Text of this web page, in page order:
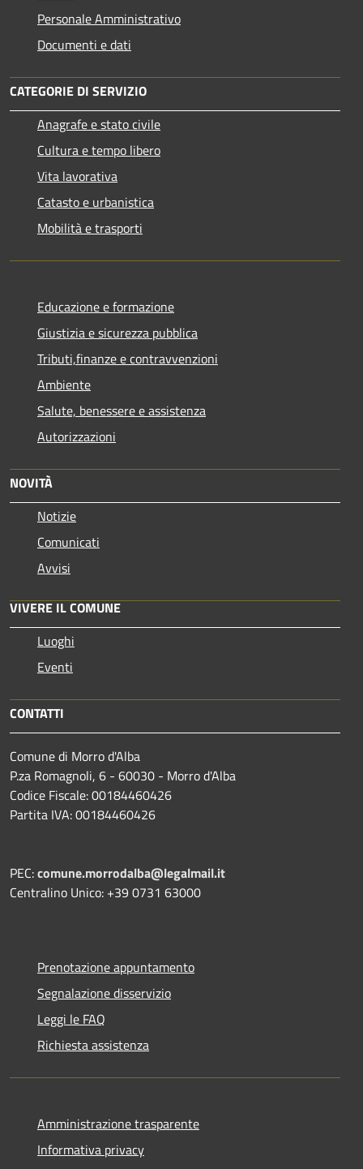
Personale Amministrativo
Documenti e dati
CATEGORIE DI SERVIZIO
Anagrafe e stato civile
Cultura e tempo libero
Vita lavorativa
Catasto e urbanistica
Mobilità e trasporti
Educazione e formazione
Giustizia e sicurezza pubblica
Tributi,finanze e contravvenzioni
Ambiente
Salute, benessere e assistenza
Autorizzazioni
NOVITÀ
Notizie
Comunicati
Avvisi
VIVERE IL COMUNE
Luoghi
Eventi
CONTATTI
Comune di Morro d'Alba
P.za Romagnoli, 6 - 60030 - Morro d'Alba
Codice Fiscale: 00184460426
Partita IVA: 00184460426
PEC:comune.morrodalba@legalmail.it
Centralino Unico: +39 0731 63000
Prenotazione appuntamento
Segnalazione disservizio
Leggi le FAQ
Richiesta assistenza
Amministrazione trasparente
Informativa privacy